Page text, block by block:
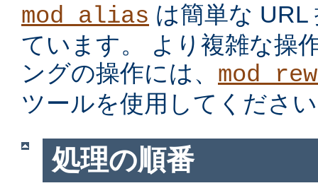
mod_alias は簡単な URL
ています。 より複雑な操
ングの操作には、
ツールを使用してくださ
処理の順番